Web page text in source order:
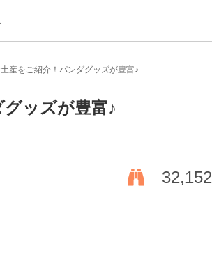
産をご紹介！パンダグッズが豊富♪
ッズが豊富♪
32,152